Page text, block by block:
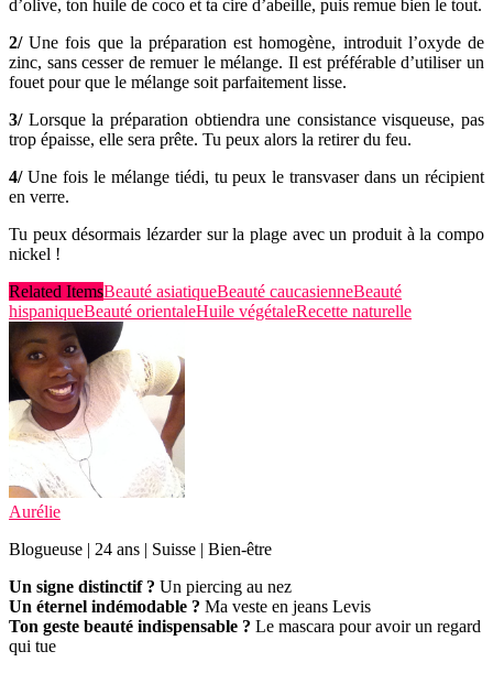
d’olive, ton huile de coco et ta cire d’abeille, puis remue bien le tout.
2/Une fois que la préparation est homogène, introduit l’oxyde de
zinc, sans cesser de remuer le mélange. Il est préférable d’utiliser un
fouet pour que le mélange soit parfaitement lisse.
3/Lorsque la préparation obtiendra une consistance visqueuse, pas
trop épaisse, elle sera prête. Tu peux alors la retirer du feu.
4/Une fois le mélange tiédi, tu peux le transvaser dans un récipient
en verre.
Tu peux désormais lézarder sur la plage avec un produit à la compo
nickel !
Related ItemsBeauté asiatiqueBeauté caucasienneBeauté
hispaniqueBeauté orientaleHuile végétaleRecette naturelle
Aurélie
Blogueuse | 24 ans | Suisse | Bien-être
Un signe distinctif ? Un piercing au nez
Un éternel indémodable ? Ma veste en jeans Levis
Ton geste beauté indispensable ? Le mascara pour avoir un regard
qui tue